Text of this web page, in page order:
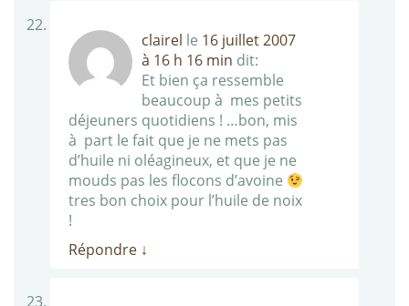
clairel le 16 juillet 2007
à 16 h 16 min dit:
Et bien ça ressemble
beaucoup à mes petits
déjeuners quotidiens ! …bon, mis
à part le fait que je ne mets pas
d’huile ni oléagineux, et que je ne
mouds pas les flocons d’avoine
tres bon choix pour l’huile de noix
!
Répondre ↓